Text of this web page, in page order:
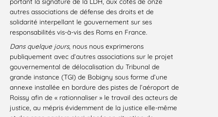
autres associations de défense des droits et de
solidarité interpellant le gouvernement sur ses
responsabilités vis-à-vis des Roms en France.
Dans quelque jours, nous nous exprimerons
publiquement avec d’autres associations sur le projet
gouvernemental de délocalisation du Tribunal de
grande instance (TGI) de Bobigny sous forme d’une
annexe installée en bordure des pistes de l’aéroport de
Roissy afin de « rationnaliser » le travail des acteurs de
justice, au mépris évidemment de la justice elle-même